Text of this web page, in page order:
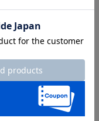
パンツ裾幅わたり
29 34
29.5
30 36